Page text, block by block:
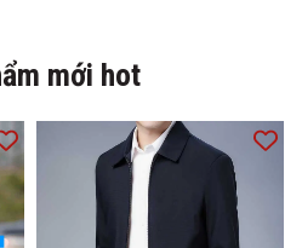
mới hot